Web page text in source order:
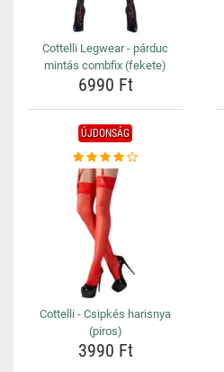
Cottelli Legwear - párduc
mintás combfix (fekete)
6990 Ft
ÚJDONSÁG
Cottelli - Csipkés harisnya
(piros)
3990 Ft